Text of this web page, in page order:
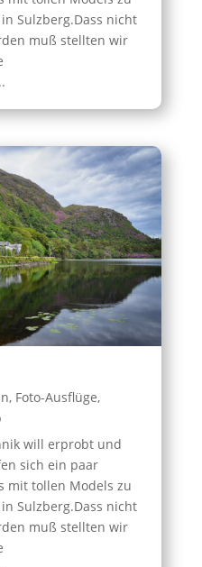
Sulzberg.Dass nicht
muß stellten wir
, Foto-Ausflüge,
will erprobt und
sich ein paar
mit tollen Models zu
Sulzberg.Dass nicht
muß stellten wir